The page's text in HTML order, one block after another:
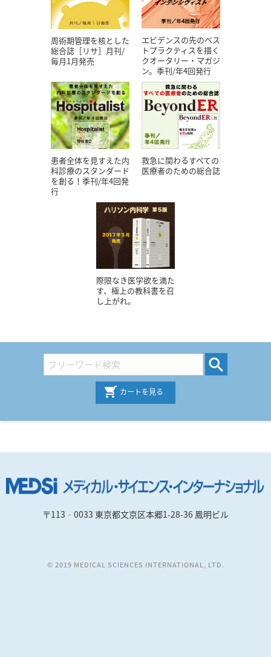
周術期管理を核とした
総合誌［リサ］月刊/
毎月1月発売
エビデンスの先のベス
トプラクティスを描く
クオータリー・マガジ
ン。季刊/年4回発行
患者全体を見すえた内
科診療のスタンダード
を創る！季刊/年4回発
行
救急に関わるすべての
医療者のための総合誌
際限なき医学欲を満た
す、極上の教科書を召
し上がれ。
カートを見る
〒113‐0033 東京都文京区本郷1-28-36 鳳明ビル
© 2019 MEDICAL SCIENCES INTERNATIONAL, LTD.